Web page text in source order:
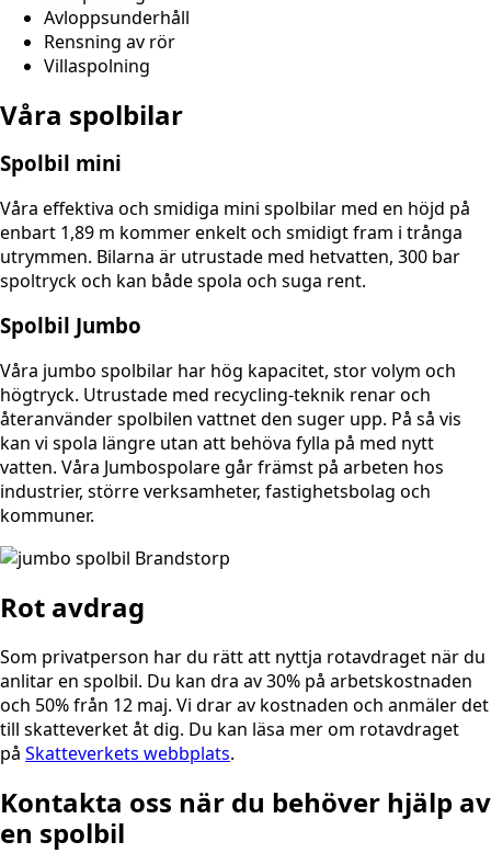
Avloppsunderhåll
Rensning av rör
Villaspolning
Våra spolbilar
Spolbil mini
Våra effektiva och smidiga mini spolbilar med en höjd på
enbart 1,89 m kommer enkelt och smidigt fram i trånga
utrymmen. Bilarna är utrustade med hetvatten, 300 bar
spoltryck och kan både spola och suga rent.
Spolbil Jumbo
Våra jumbo spolbilar har hög kapacitet, stor volym och
högtryck. Utrustade med recycling-teknik renar och
återanvänder spolbilen vattnet den suger upp. På så vis
kan vi spola längre utan att behöva fylla på med nytt
vatten. Våra Jumbospolare går främst på arbeten hos
industrier, större verksamheter, fastighetsbolag och
kommuner.
Rot avdrag
Som privatperson har du rätt att nyttja rotavdraget när du
anlitar en spolbil. Du kan dra av 30% på arbetskostnaden
och 50% från 12 maj. Vi drar av kostnaden och anmäler det
till skatteverket åt dig. Du kan läsa mer om rotavdraget
på Skatteverkets webbplats.
Kontakta oss när du behöver hjälp av
en spolbil